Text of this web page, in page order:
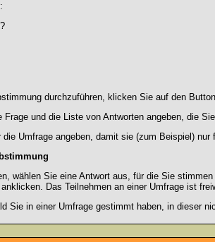
durchzuführen, klicken Sie auf den
Frage und die Liste von Antworten angeben, die
Umfrage angeben, damit sie (zum Beispiel) nur
wählen Sie eine Antwort aus, für die Sie
Das Teilnehmen an einer Umfrage ist
Sie in einer Umfrage gestimmt haben, in dieser